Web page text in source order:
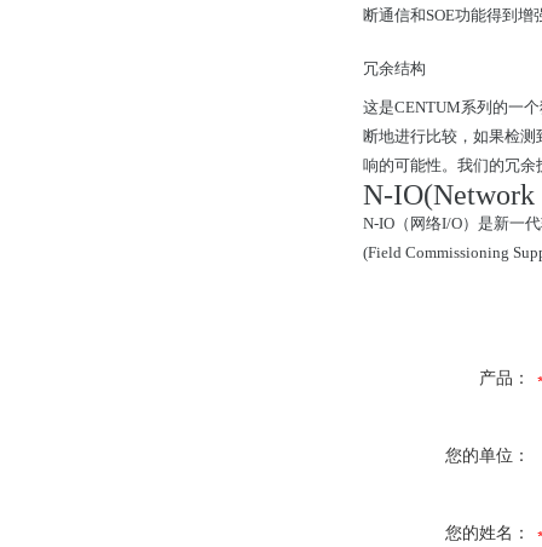
断通信和SOE功能得到
冗余结构
这是CENTUM系列的一
断地进行比较，如果检
响的可能性。我们的冗余
N-IO(Network
N-IO（网络I/O）是新一
(Field Commissioning
产品：
您的单位：
您的姓名：